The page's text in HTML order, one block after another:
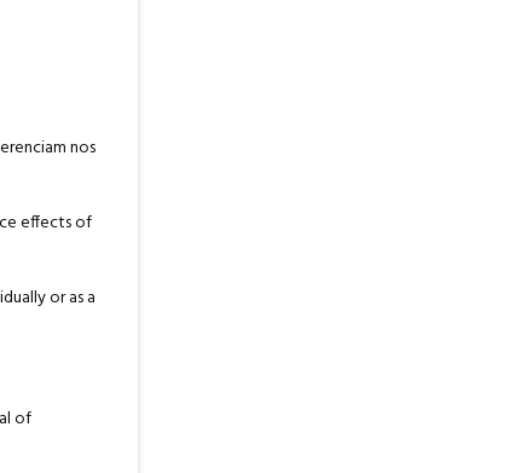
nos
effects of
or as a
of